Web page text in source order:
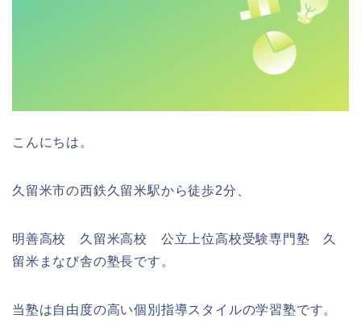
こんにちは。
久留米市の西鉄久留米駅から徒歩2分、
明善高校 久留米高校 公立上位高校受験専門塾 久
留米まなび舎の塾長です。
当塾は自由度の高い個別指導スタイルの学習塾です。